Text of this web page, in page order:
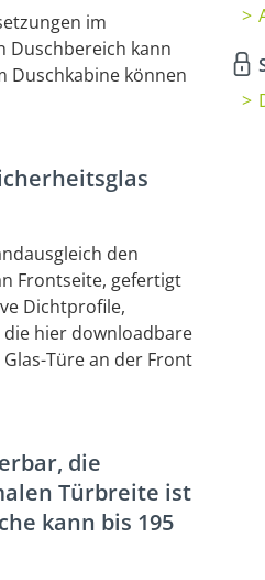
im
Duschbereich kann
Duschkabine können
den
Frontseite, gefertigt
Dichtprofile,
die hier downloadbare
Türe an der Front
die
Türbreite ist
kann bis 195